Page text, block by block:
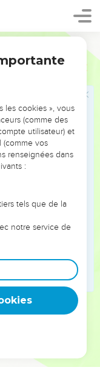
son frère parle
loi, tu ne la mets
qui peut sauver
prochain ?
une année, nous
de l'argent »,
! En effet,
qui paraît pour un
le veut, nous
de vos
les cookies », vous
(comme des
utilisateur) et
(comme vos
renseignées dans
:
tels que de la
notre service de